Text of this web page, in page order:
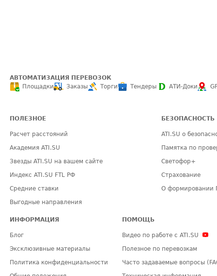
АВТОМАТИЗАЦИЯ ПЕРЕВОЗОК
Площадки
Заказы Торги Тендеры АТИ-Доки
ПОЛЕЗНОЕ
Расчет расстояний
Академия ATI.SU
Звезды ATI.SU на вашем сайте
Индекс ATI.SU FTL РФ
Средние ставки
Выгодные направления
БЕЗОПАСНОСТЬ
ATI.SU о
Памятка по
Светофор+
Страхование
О формировании
ИНФОРМАЦИЯ
Блог
Эксклюзивные материалы
Политика конфиденциальности
ПОМОЩЬ
Видео по работе с ATI.SU
Полезное по перевозкам
Часто задаваемые вопросы